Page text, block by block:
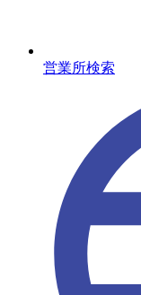
営業所検索